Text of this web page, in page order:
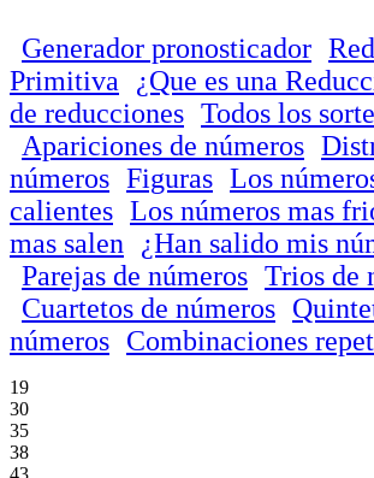
Generador pronosticador
Primitiva
¿Que es una
de reducciones Todos los
Apariciones de números
números Figuras Los
calientes Los números mas
mas salen
¿Han salido mis
Parejas de números Trios de
Cuartetos de números
números Combinaciones
19
30
35
38
43